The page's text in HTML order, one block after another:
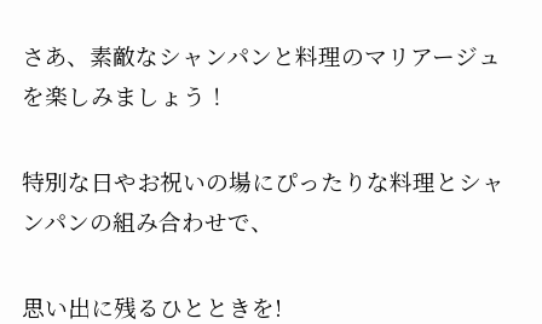
さあ、素敵なシャンパンと料理のマリアージュ
を楽しみましょう！
特別な日やお祝いの場にぴったりな料理とシャ
ンパンの組み合わせで、
思い出に残るひとときを!